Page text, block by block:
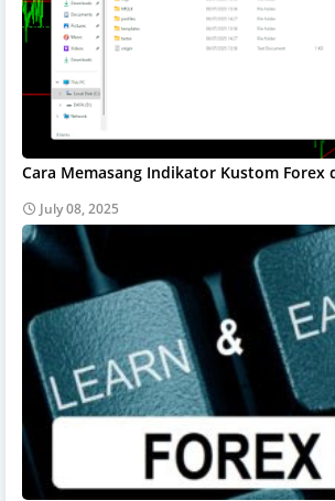
Cara Memasang Indikator Kustom Forex
July 08, 2025